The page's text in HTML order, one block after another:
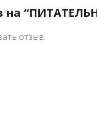
на
отзыв.